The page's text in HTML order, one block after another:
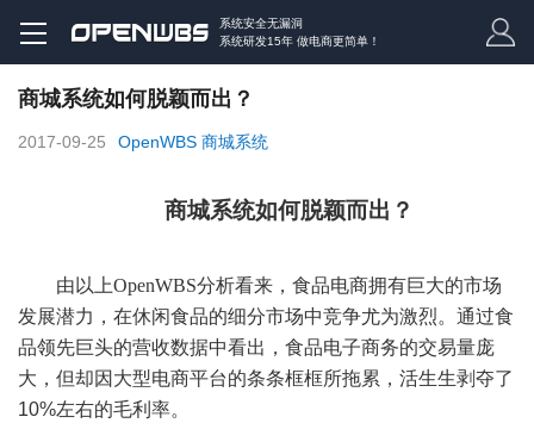
系统安全无漏洞
系统研发15年 做电商更简单！
商城系统如何脱颖而出？
2017-09-25 OpenWBS 商城系统
商城系统如何脱颖而出？
由以上OpenWBS分析看来，食品电商拥有巨大的市场
发展潜力，在休闲食品的细分市场中竞争尤为激烈。通过食
品领先巨头的营收数据中看出，食品电子商务的交易量庞
大，但却因大型电商平台的条条框框所拖累，活生生剥夺了
10%左右的毛利率。